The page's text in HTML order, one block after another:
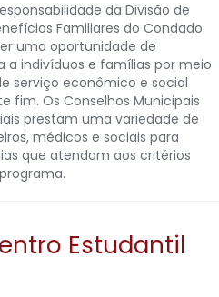
da Divisão de
Familiares do Condado
uma oportunidade de
a indivíduos e famílias por meio
serviço econômico e social
fim. Os Conselhos Municipais
prestam uma variedade de
médicos e sociais para
que atendam aos critérios
Estudantil